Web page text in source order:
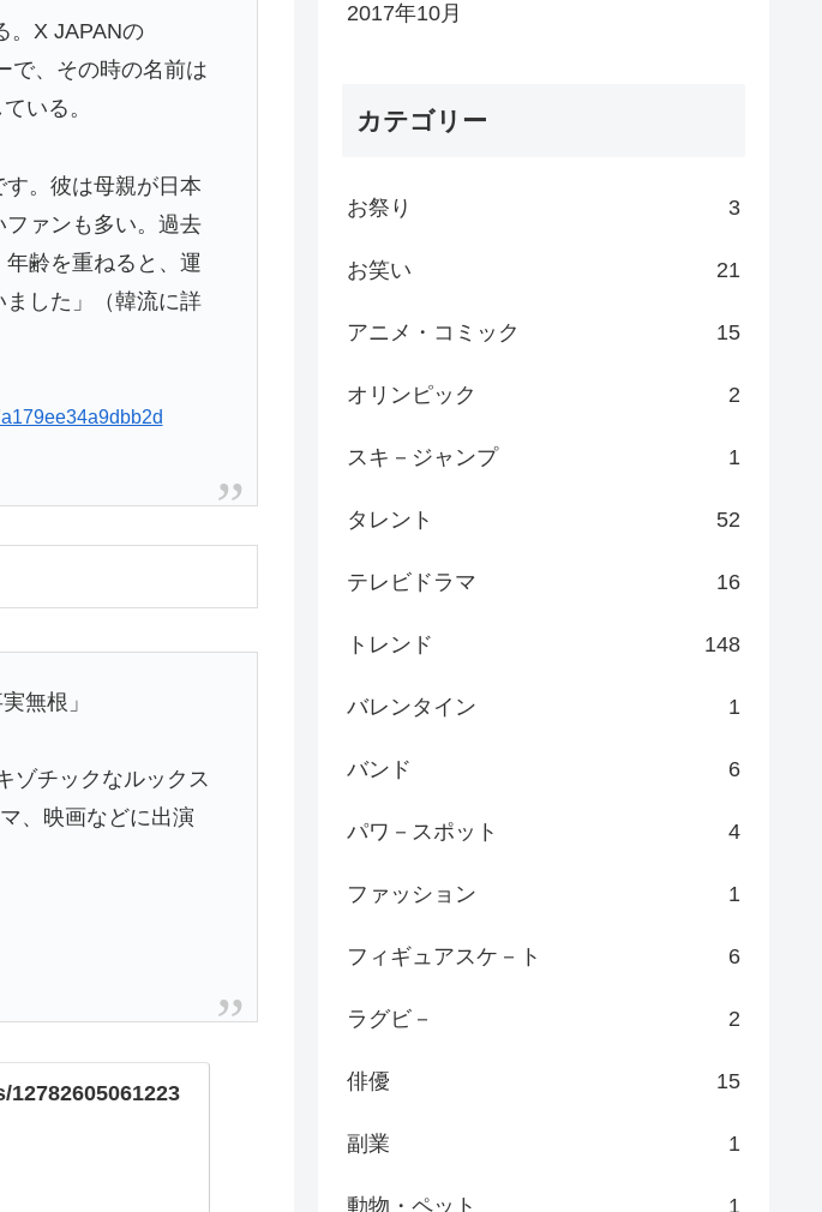
。X JAPANの
で、その時の名前は
いる。
す。彼は母親が日本
ァンも多い。過去
齢を重ねると、運
した」（韓流に詳
無根」
ゾチックなルックス
、映画などに出演
2017年10月
カテゴリー
お祭り 3
お笑い 21
アニメ・コミック 15
オリンピック 2
スキ－ジャンプ 1
タレント 52
テレビドラマ 16
トレンド 148
バレンタイン 1
バンド 6
パワ－スポット 4
ファッション 1
フィギュアスケ－ト 6
ラグビ－ 2
俳優 15
副業 1
動物・ペット 1